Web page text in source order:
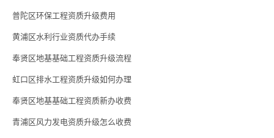
普陀区环保工程资质升级费用
黄浦区水利行业资质代办手续
奉贤区地基基础工程资质升级流程
虹口区排水工程资质升级如何办理
奉贤区地基基础工程资质新办收费
青浦区风力发电资质升级怎么收费